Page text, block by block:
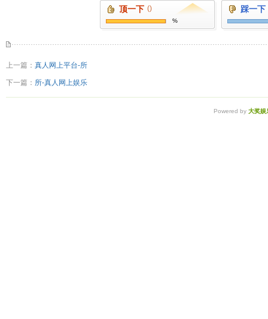
顶一下 ()
%
踩一下
上一篇： 真人网上平台-所
下一篇： 所-真人网上娱乐
Powered by 大奖娱